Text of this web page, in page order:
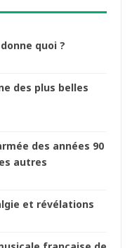
quoi ?
des plus belles
des années 90
autres
et révélations